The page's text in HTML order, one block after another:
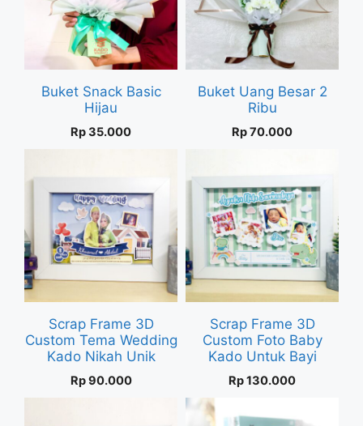
Buket Snack Basic
Hijau
Rp35.000
Buket Uang Besar 2
Ribu
Rp70.000
Scrap Frame 3D
Custom Tema Wedding
Kado Nikah Unik
Rp90.000
Scrap Frame 3D
Custom Foto Baby
Kado Untuk Bayi
Rp130.000